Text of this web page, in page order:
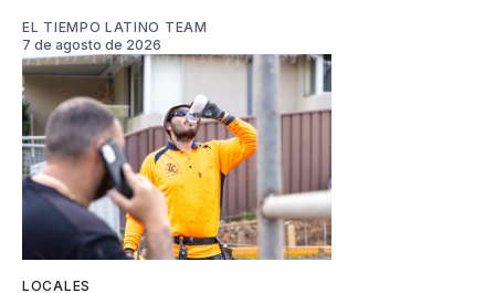
EL TIEMPO LATINO TEAM
7 de agosto de 2026
LOCALES